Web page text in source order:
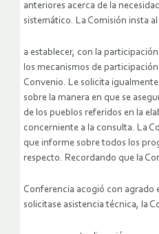
anteriores acerca de la
sistemático. La Comisión insta
a establecer, con la
los mecanismos de
Convenio. Le solicita
sobre la manera en que se
de los pueblos referidos en la
concerniente a la consulta. La
que informe sobre todos los
respecto. Recordando que la
Conferencia acogió con agrado
solicitase asistencia técnica, la